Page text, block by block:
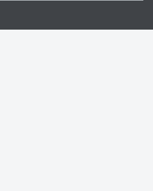
Redovan